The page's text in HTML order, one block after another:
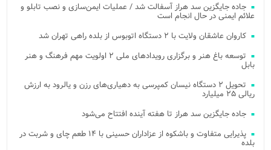
جاده جایگزین سد هراز آسفالت شد / عملیات ایمن‌سازی و نصب تابلو و
علائم ایمنی در حال انجام است
کاروان عاشقان ولایت با ۲ دستگاه اتوبوس از بلده راهی تهران شد
توسعه باغ هنر و برگزاری رویدادهای ملی ۲ اولویت مهم فرهنگ و هنر
بابل
تحویل ۲ دستگاه نیسان کمپرسی به دهیاری‌های رزن و یالرود به ارزش
ریالی ۲۵ میلیارد
جاده جایگزین سد هراز تا هفته آینده افتتاح می‌شود
پذیرایی متفاوت و باشکوه از عزاداران حسینی با ۱۴ طعم چای و شربت در
بلده